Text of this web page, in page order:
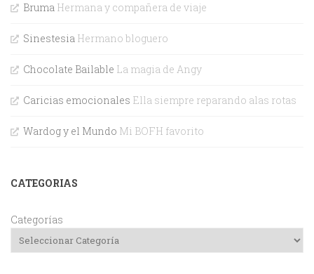
Bruma Hermana y compañera de viaje
Sinestesia Hermano bloguero
Chocolate Bailable La magia de Angy
Caricias emocionales Ella siempre reparando alas rotas
Wardog y el Mundo Mi BOFH favorito
CATEGORIAS
Categorías